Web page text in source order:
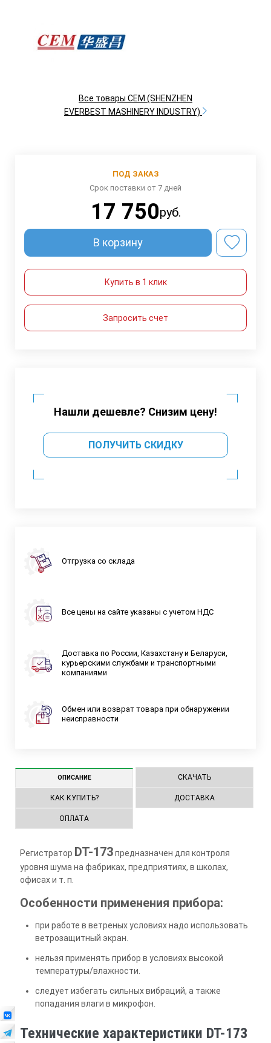
Все товары CEM (SHENZHEN
EVERBEST MASHINERY INDUSTRY)
ПОД ЗАКАЗ
Срок поставки от 7 дней
17 750руб.
В корзину
Купить в 1 клик
Запросить счет
Нашли дешевле? Снизим цену!
ПОЛУЧИТЬ СКИДКУ
Отгрузка со склада
Все цены на сайте указаны с учетом НДС
Доставка по России, Казахстану и Беларуси,
курьерскими службами и транспортными
компаниями
Обмен или возврат товара при обнаружении
неисправности
ОПИСАНИЕ СКАЧАТЬ
КАК КУПИТЬ? ДОСТАВКА
ОПЛАТА
Регистратор DT-173предназначен для контроля
уровня шума на фабриках, предприятиях, в школах,
офисах и т. п.
Особенности применения прибора:
при работе в ветреных условиях надо использовать
ветрозащитный экран.
нельзя применять прибор в условиях высокой
температуры/влажности.
следует избегать сильных вибраций, а также
попадания влаги в микрофон.
Технические характеристики DT-173